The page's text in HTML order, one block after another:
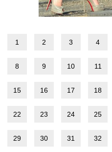
1 2 3 4
8 9 10 11
15 16 17 18
22 23 24 25
29 30 31 32